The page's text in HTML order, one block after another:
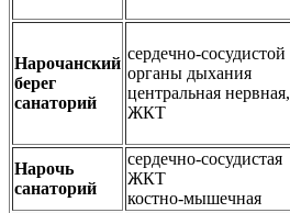
Нарочанский
берег
санаторий
сердечно-сосудистой
органы дыхания
центральная нервная,
ЖКТ
Нарочь
санаторий
сердечно-сосудистая
ЖКТ
костно-мышечная